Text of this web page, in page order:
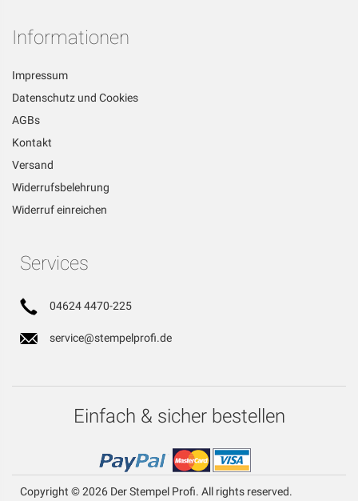
Informationen
Impressum
Datenschutz und Cookies
AGBs
Kontakt
Versand
Widerrufsbelehrung
Widerruf einreichen
Services
04624 4470-225
service@stempelprofi.de
Einfach & sicher bestellen
Copyright © 2026 Der Stempel Profi. All rights reserved.